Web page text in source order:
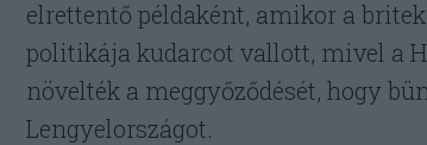
elrettentő példaként, amikor a
politikája kudarcot vallott, mivel a
növelték a meggyőződését, hogy
Lengyelországot.